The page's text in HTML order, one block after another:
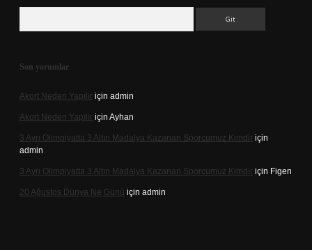
Son yorumlar
Akort Neden Yapılır için admin
Akort Neden Yapılır için Ayhan
3 Ayrı Olimpiyatta 3 Altın Madalya Kazanan Sporcumuz Kimdir için
admin
3 Ayrı Olimpiyatta 3 Altın Madalya Kazanan Sporcumuz Kimdir için Figen
20 Ağustos Dünya Ne Günü için admin